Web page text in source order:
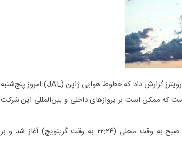
به گزارش هوشمند نیوز به نقل از مهر ، خبرگزاری رویترز گزارش داد که خطوط هوایی ژاپن (JAL) امروز پنج‌شنبه
که ممکن است بر پروازهای داخلی و بین‌المللی این شرکت
براساس این گزارش، این حمله در ساعت ۷:۲۴ صبح به وقت محلی (۲۲:۲۴ به وقت گرینویچ) آغاز شد و بر